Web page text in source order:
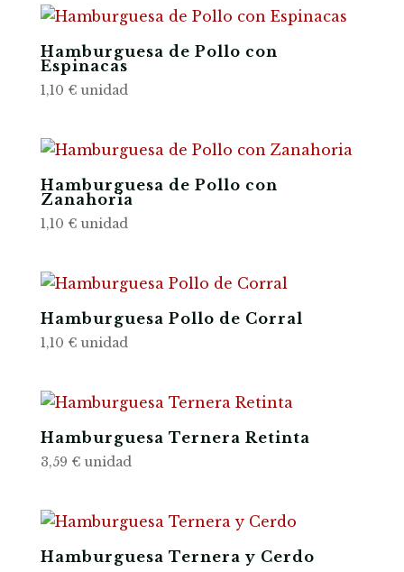
Hamburguesa de Pollo con
Espinacas
1,10 € unidad
Hamburguesa de Pollo con
Zanahoria
1,10 € unidad
Hamburguesa Pollo de Corral
1,10 € unidad
Hamburguesa Ternera Retinta
3,59 € unidad
Hamburguesa Ternera y Cerdo